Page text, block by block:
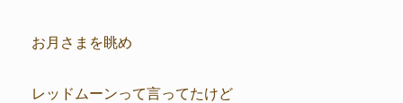
お月さまを眺め
レッドムーンって言ってたけど